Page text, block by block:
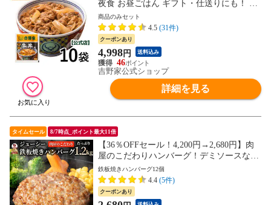
夜食 お昼ごはん ギフト・仕送りにも！ 送
料込み
商品のみセット
4.5 (31件)
クーポンあり
4,998円 送料込み
46
吉野家公式ショップ
詳細を見る
タイムセール 8/7時点_ポイント最大11倍
【36％OFFセール！4,200円→2,680円】肉
屋のこだわりハンバーグ！デミソースなし
12個 お取り寄せ お取り寄せグルメ グルメ
湯せん 湯煎 レンチン デミ温めるだけ おい
しい 美味しい
鉄板焼きハンバーグ12個
4.4 (5件)
クーポンあり